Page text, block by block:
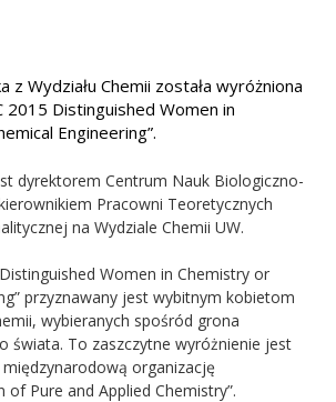
z Wydziału Chemii została wyróżniona
2015 Distinguished Women in
Engineering”.
dyrektorem Centrum Nauk Biologiczno-
Pracowni Teoretycznych
na Wydziale Chemii UW.
Women in Chemistry or
przyznawany jest wybitnym kobietom
wybieranych spośród grona
świata. To zaszczytne wyróżnienie jest
organizację
of Pure and Applied Chemistry”.